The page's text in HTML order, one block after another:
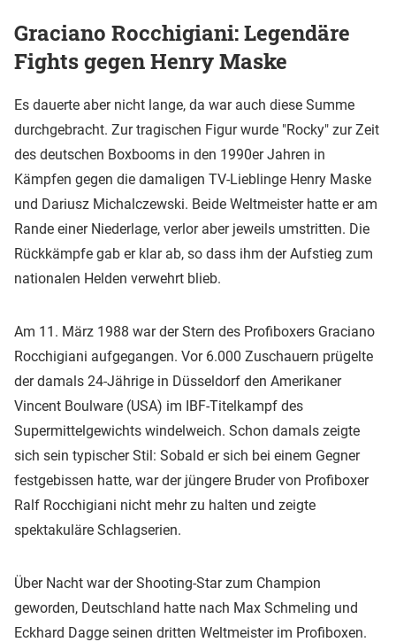
Graciano Rocchigiani: Legendäre
Fights gegen Henry Maske
Es dauerte aber nicht lange, da war auch diese Summe
durchgebracht. Zur tragischen Figur wurde "Rocky" zur Zeit
des deutschen Boxbooms in den 1990er Jahren in
Kämpfen gegen die damaligen TV-Lieblinge Henry Maske
und Dariusz Michalczewski. Beide Weltmeister hatte er am
Rande einer Niederlage, verlor aber jeweils umstritten. Die
Rückkämpfe gab er klar ab, so dass ihm der Aufstieg zum
nationalen Helden verwehrt blieb.
Am 11. März 1988 war der Stern des Profiboxers Graciano
Rocchigiani aufgegangen. Vor 6.000 Zuschauern prügelte
der damals 24-Jährige in Düsseldorf den Amerikaner
Vincent Boulware (USA) im IBF-Titelkampf des
Supermittelgewichts windelweich. Schon damals zeigte
sich sein typischer Stil: Sobald er sich bei einem Gegner
festgebissen hatte, war der jüngere Bruder von Profiboxer
Ralf Rocchigiani nicht mehr zu halten und zeigte
spektakuläre Schlagserien.
Über Nacht war der Shooting-Star zum Champion
geworden, Deutschland hatte nach Max Schmeling und
Eckhard Dagge seinen dritten Weltmeister im Profiboxen.